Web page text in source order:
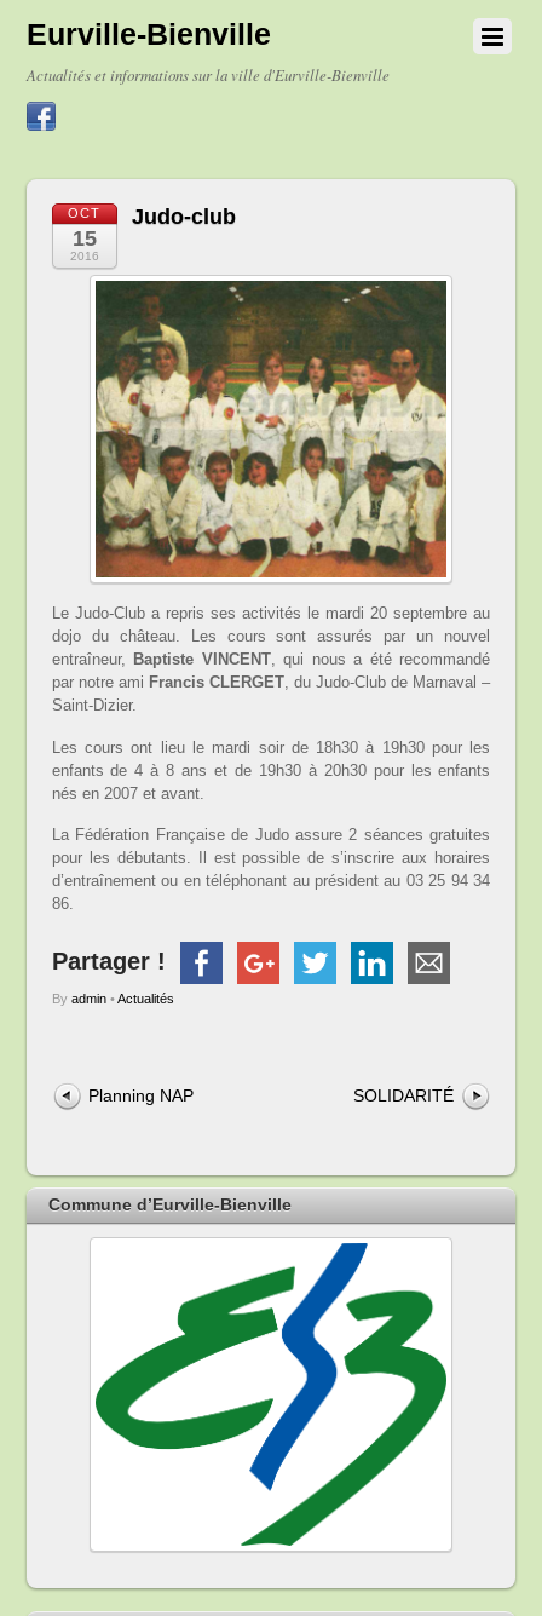
Eurville-Bienville
Actualités et informations sur la ville d'Eurville-Bienville
OCT
15
2016
Judo-club
Le Judo-Club a repris ses activités le mardi 20 septembre au
dojo du château. Les cours sont assurés par un nouvel
entraîneur, Baptiste VINCENT, qui nous a été recommandé
par notre ami Francis CLERGET, du Judo-Club de Marnaval –
Saint-Dizier.
Les cours ont lieu le mardi soir de 18h30 à 19h30 pour les
enfants de 4 à 8 ans et de 19h30 à 20h30 pour les enfants
nés en 2007 et avant.
La Fédération Française de Judo assure 2 séances gratuites
pour les débutants. Il est possible de s’inscrire aux horaires
d’entraînement ou en téléphonant au président au 03 25 94 34
86.
Partager !
By admin• Actualités
Planning NAP SOLIDARITÉ
Commune d’Eurville-Bienville